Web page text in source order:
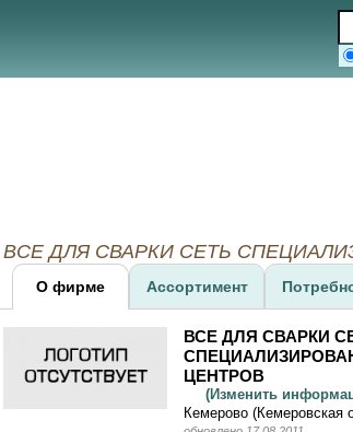
ВСЕ ДЛЯ СВАРКИ СЕТЬ
О фирме Ассортимент
ВСЕ ДЛЯ СВАРКИ
ЦЕНТРОВ
(Изменить
Кемерово (Кемеровская